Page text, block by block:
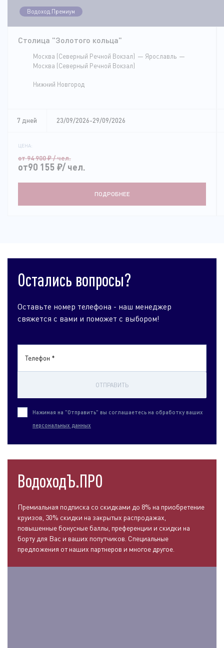
Водоход.Премиум
Столица "Золотого кольца"
Москва (Северный Речной Вокзал)
Ярославль
Москва (Северный Речной Вокзал)
Нижний Новгород
7 дней 23/09/2026-29/09/2026
ЦЕНА:
от 94 900₽/ чел.
от90 155 ₽/ чел.
ПОДРОБНЕЕ
Остались вопросы?
Оставьте номер телефона - наш менеджер
свяжется с вами и поможет с выбором!
Телефон *
ОТПРАВИТЬ
Нажимая на "Отправить" вы соглашаетесь на обработку ваших
персональных данных
ВодоходЪ.ПРО
Премиальная подписка со скидками до 8% на приобретение
круизов, 30% скидки на закрытых распродажах,
повышенные бонусные баллы, преференции и скидки на
борту для Вас и ваших попутчиков. Специальные
предложения от наших партнеров и многое другое.